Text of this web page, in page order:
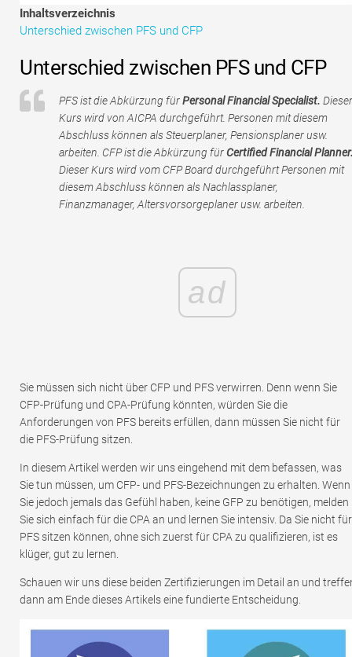
Tutorials zur Finanzmodellierung
Inhaltsverzeichnis
Unterschied zwischen PFS und CFP
Unterschied zwischen PFS und CFP
PFS ist die Abkürzung fürPersonal Financial Specialist. Dieser
Kurs wird von AICPA durchgeführt. Personen mit diesem
Abschluss können als Steuerplaner, Pensionsplaner usw.
arbeiten. CFP ist die Abkürzung fürCertified Financial
Dieser Kurs wird vom CFP Board durchgeführt Personen mit
diesem Abschluss können als Nachlassplaner,
Finanzmanager, Altersvorsorgeplaner usw. arbeiten.
ad
Sie müssen sich nicht über CFP und PFS verwirren. Denn wenn Sie
CFP-Prüfung und CPA-Prüfung könnten, würden Sie die
Anforderungen von PFS bereits erfüllen, dann müssen Sie nicht für
die PFS-Prüfung sitzen.
In diesem Artikel werden wir uns eingehend mit dem befassen, was
Sie tun müssen, um CFP- und PFS-Bezeichnungen zu erhalten. Wenn
Sie jedoch jemals das Gefühl haben, keine GFP zu benötigen, melden
Sie sich einfach für die CPA an und lernen Sie intensiv. Da Sie nicht für
PFS sitzen können, ohne sich zuerst für CPA zu qualifizieren, ist es
klüger, gut zu lernen.
Schauen wir uns diese beiden Zertifizierungen im Detail an und
dann am Ende dieses Artikels eine fundierte Entscheidung.